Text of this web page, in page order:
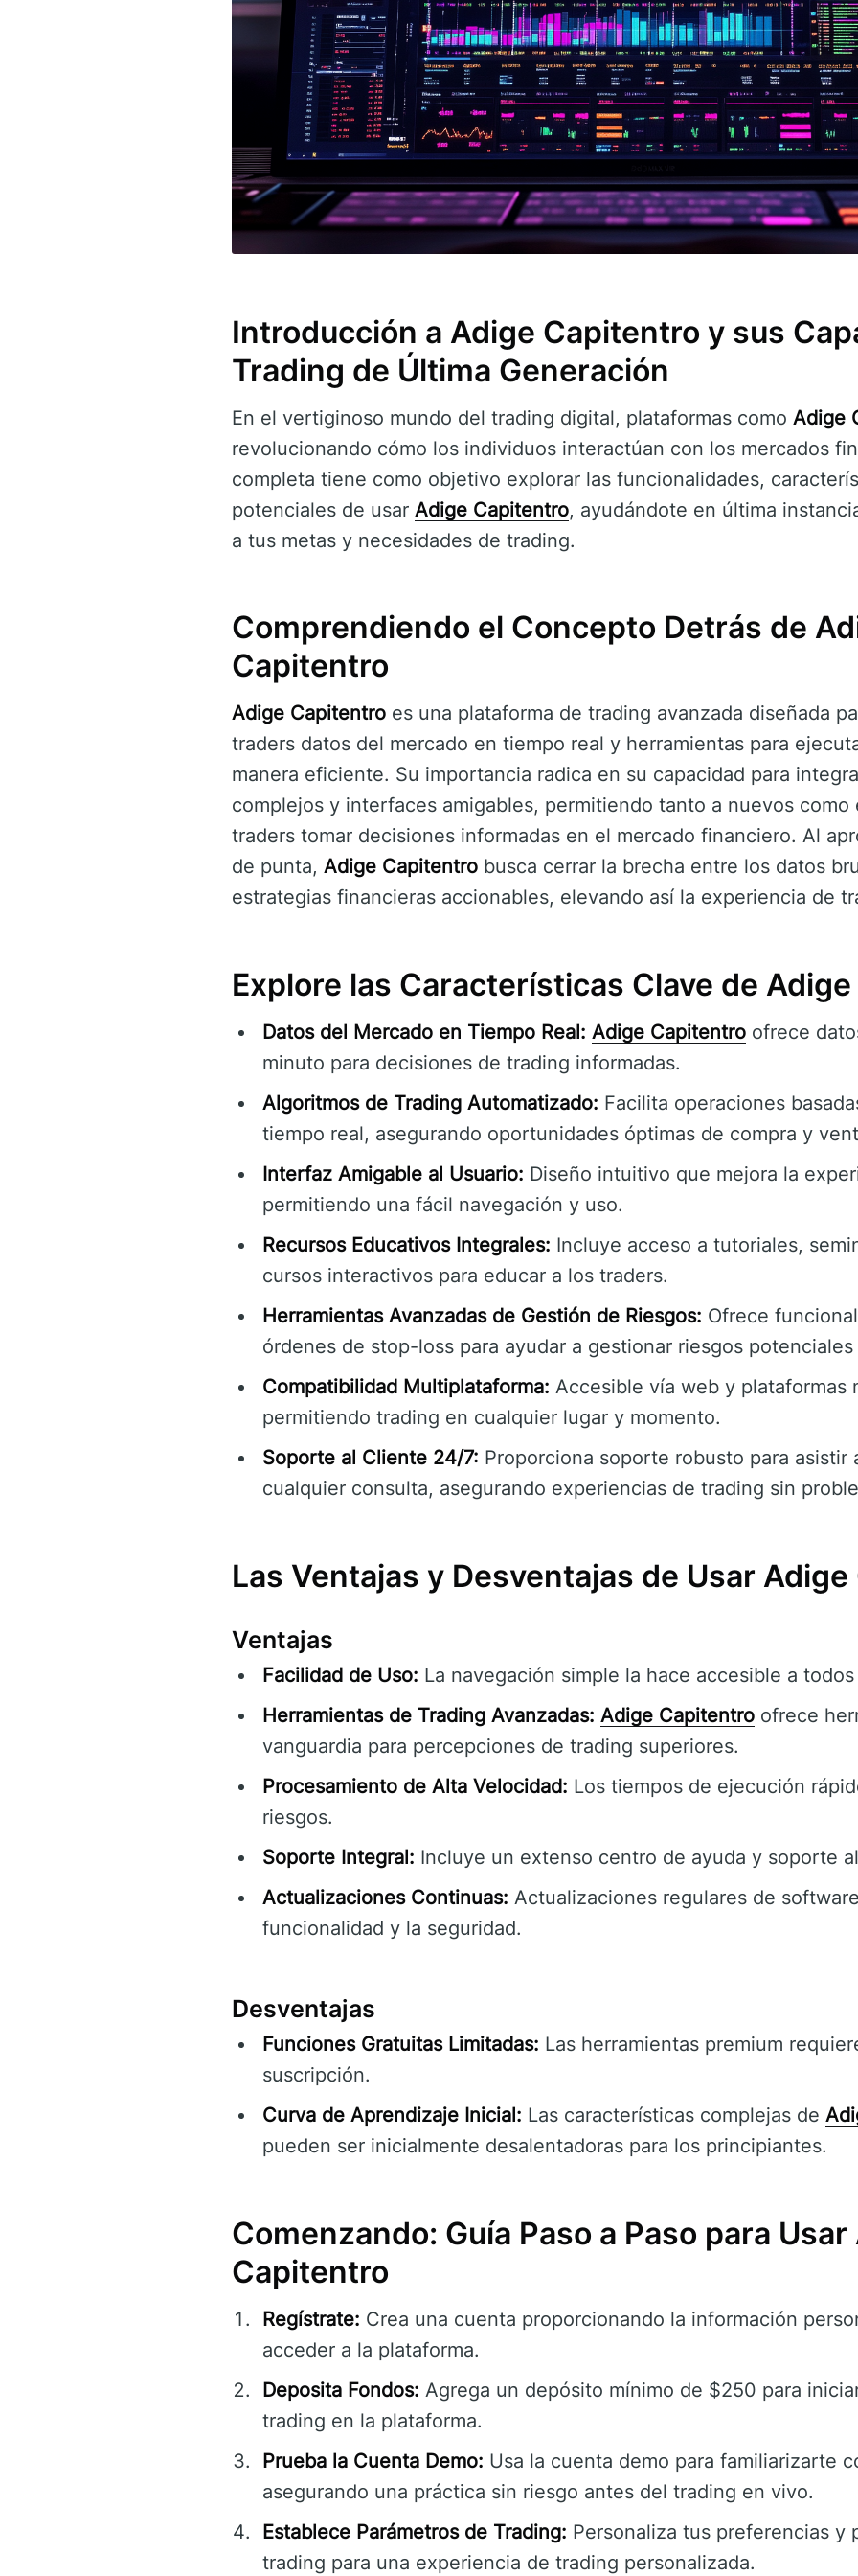
Introducción a Adige Capitentro y sus
Trading de Última Generación
En el vertiginoso mundo del trading digital, plataformas como Adige
revolucionando cómo los individuos interactúan con los mercados
completa tiene como objetivo explorar las funcionalidades,
potenciales de usar Adige Capitentro, ayudándote en última
a tus metas y necesidades de trading.
Comprendiendo el Concepto Detrás de
Capitentro
Adige Capitentro es una plataforma de trading avanzada diseñada
traders datos del mercado en tiempo real y herramientas para
manera eficiente. Su importancia radica en su capacidad para
complejos y interfaces amigables, permitiendo tanto a nuevos como
traders tomar decisiones informadas en el mercado financiero. Al
de punta, Adige Capitentro busca cerrar la brecha entre los datos
estrategias financieras accionables, elevando así la experiencia de
Explore las Características Clave de
Datos del Mercado en Tiempo Real: Adige Capitentro ofrece
minuto para decisiones de trading informadas.
Algoritmos de Trading Automatizado: Facilita operaciones
tiempo real, asegurando oportunidades óptimas de compra y
Interfaz Amigable al Usuario: Diseño intuitivo que mejora la
permitiendo una fácil navegación y uso.
Recursos Educativos Integrales: Incluye acceso a tutoriales,
cursos interactivos para educar a los traders.
Herramientas Avanzadas de Gestión de Riesgos: Ofrece
órdenes de stop-loss para ayudar a gestionar riesgos
Compatibilidad Multiplataforma: Accesible vía web y plataformas
permitiendo trading en cualquier lugar y momento.
Soporte al Cliente 24/7: Proporciona soporte robusto para asistir
cualquier consulta, asegurando experiencias de trading sin
Las Ventajas y Desventajas de Usar
Ventajas
Facilidad de Uso: La navegación simple la hace accesible a
Herramientas de Trading Avanzadas: Adige Capitentro ofrece
vanguardia para percepciones de trading superiores.
Procesamiento de Alta Velocidad: Los tiempos de ejecución
riesgos.
Soporte Integral: Incluye un extenso centro de ayuda y soporte
Actualizaciones Continuas: Actualizaciones regulares de
funcionalidad y la seguridad.
Desventajas
Funciones Gratuitas Limitadas: Las herramientas premium
suscripción.
Curva de Aprendizaje Inicial: Las características complejas de
pueden ser inicialmente desalentadoras para los principiantes.
Comenzando: Guía Paso a Paso para
Capitentro
Regístrate: Crea una cuenta proporcionando la información
acceder a la plataforma.
Deposita Fondos: Agrega un depósito mínimo de $250 para
trading en la plataforma.
Prueba la Cuenta Demo: Usa la cuenta demo para familiarizarte
asegurando una práctica sin riesgo antes del trading en vivo.
Establece Parámetros de Trading: Personaliza tus preferencias y
trading para una experiencia de trading personalizada.